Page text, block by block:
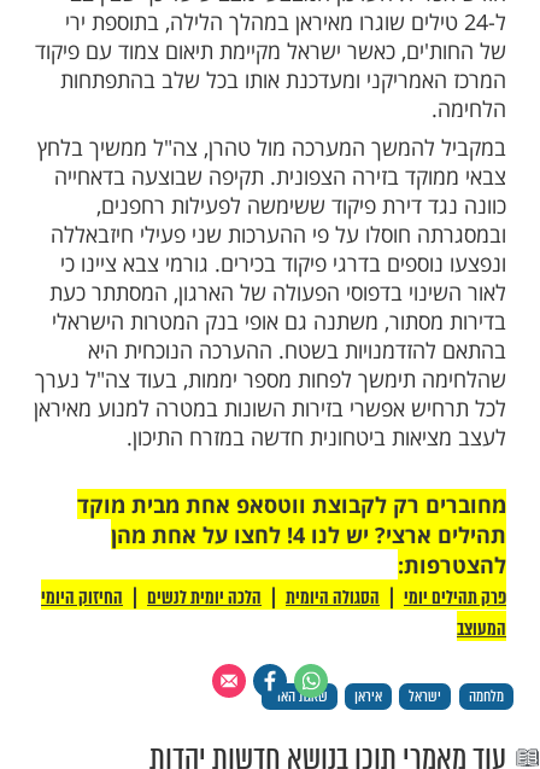
הבהירו כי מדובר ב"רכיבים קריטיים
הקיימות במתחם עבור תוכנית הטילים
האיראני". המהלכים הללו מצטרפים
אוויריות שהחלו במהלך הלילה, שבהן
מטרות הגנה אווירית ומספר מתקני אנרגיה
במערב ובמרכז המדינה.
מכל וכל את הטענות שהושמעו בכלי
לפיהן ישראל היא זו שפרצה את הסכם
שנמשך בחודשיים האחרונים. על פי
הכללי, הצעדים הנוכחיים הם תגובה
לירי ישיר שביצעה איראן לעבר עורף
ניצול כוננות גבוהה שנשמרה עוד מתחילת
טילים שוגרו מאיראן במהלך הלילה, בתוספת ירי
כאשר ישראל מקיימת תיאום צמוד עם פיקוד
ומעדכנת אותו בכל שלב בהתפתחות
המערכה מול טהרן, צה"ל ממשיך בלחץ
בזירה הצפונית. תקיפה שבוצעה בדאחייה
דירת פיקוד ששימשה לפעילות רחפנים,